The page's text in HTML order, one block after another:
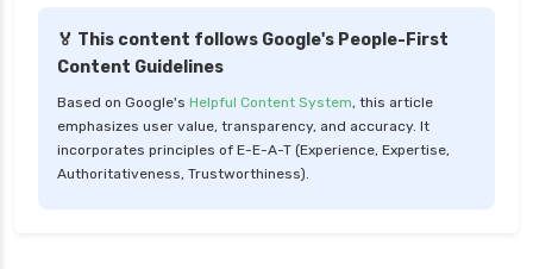
personal loan for pensioners
personal loan for salaried individuals
personal loan for self employed
personal loan for women
🏅 This content follows Google's People-First
Content Guidelines
Based on Google's Helpful Content System, this article
emphasizes user value, transparency, and accuracy. It
incorporates principles of E-E-A-T (Experience, Expertise,
Authoritativeness, Trustworthiness).